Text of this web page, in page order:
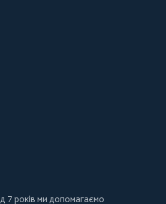
7 років ми допомагаємо